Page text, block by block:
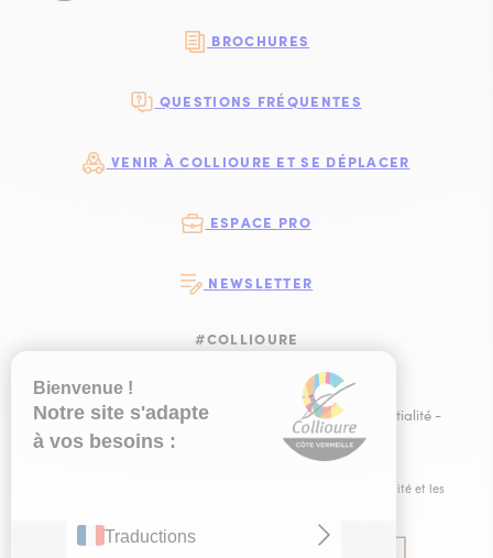
BROCHURES
QUESTIONS FRÉQUENTES
VENIR À COLLIOURE ET SE DÉPLACER
ESPACE PRO
NEWSLETTER
#COLLIOURE
SUIVEZ-NOUS
SUIVEZ-NOUS
SUIVEZ-
SUIVEZ-
Plan du site -Mentions légales Politique de confidentialité -
Ce site est éco-conçu !
Éditer mes cookies
IRIS Interactive
règles de confidentialitéet les